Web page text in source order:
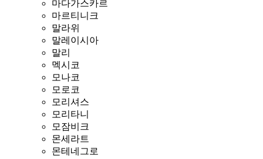
마다가스카르
마르티니크
말라위
말레이시아
말리
멕시코
모나코
모로코
모리셔스
모리타니
모잠비크
몬세라트
몬테네그로